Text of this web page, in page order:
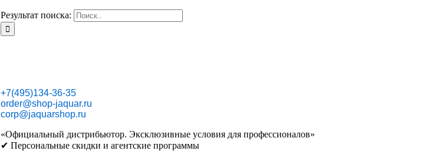
Результат поиска:
+7(495)134-36-35
order@shop-jaquar.ru
corp@jaquarshop.ru
«Официальный дистрибьютор. Эксклюзивные условия для профессионалов»
✔ Персональные скидки и агентские программы